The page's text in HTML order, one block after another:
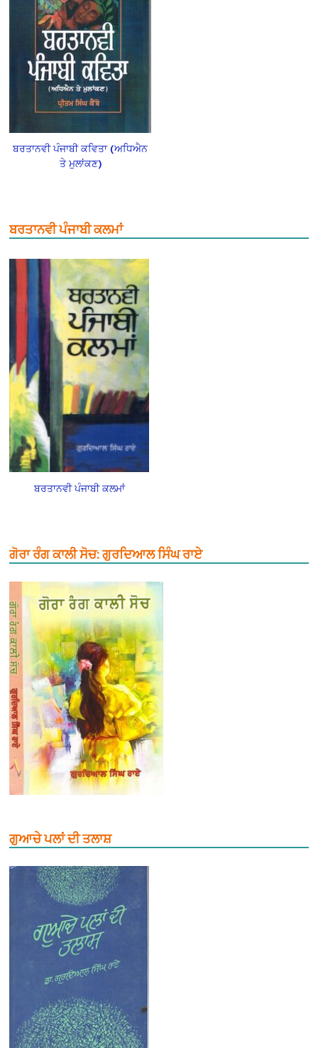
ਬਰਤਾਨਵੀ ਪੰਜਾਬੀ ਕਵਿਤਾ (ਅਧਿਐਨ
ਤੇ ਮੁਲਾਂਕਣ)
ਬਰਤਾਨਵੀ ਪੰਜਾਬੀ ਕਲਮਾਂ
ਬਰਤਾਨਵੀ ਪੰਜਾਬੀ ਕਲਮਾਂ
ਗੋਰਾ ਰੰਗ ਕਾਲੀ ਸੋਚ: ਗੁਰਦਿਆਲ ਸਿੰਘ ਰਾਏ
ਗੁਆਚੇ ਪਲਾਂ ਦੀ ਤਲਾਸ਼